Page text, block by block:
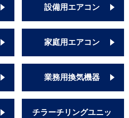
設備用エアコン
家庭用エアコン
業務用換気機器
チラーチリングユニッ